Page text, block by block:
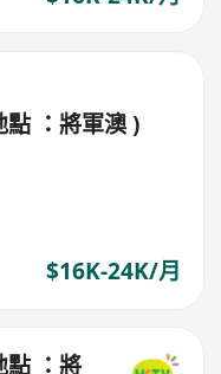
員 (工作地點 ：將軍澳 )
$16K-24K/月